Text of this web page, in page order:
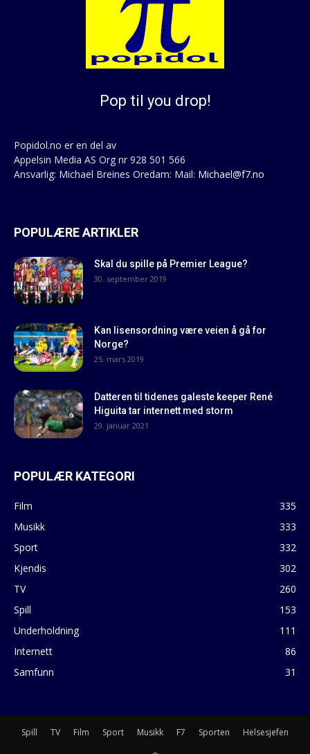
Pop til you drop!
Popidol.no er en del av
Appelsin Media AS Org nr 928 501 566
Ansvarlig: Michael Breines Oredam: Mail: Michael@f7.no
POPULÆRE ARTIKLER
Skal du spille på Premier League?
30. september 2019
Kan lisensordning være veien å gå for
Norge?
25. mars 2019
Datteren til tidenes galeste keeper René
Higuita tar internett med storm
29. januar 2021
POPULÆR KATEGORI
Film
335
Musikk
333
Sport
332
Kjendis
302
TV
260
Spill
153
Underholdning
111
Internett
86
Samfunn
31
Spill TV Film Sport Musikk F7 Sporten Helsesjefen